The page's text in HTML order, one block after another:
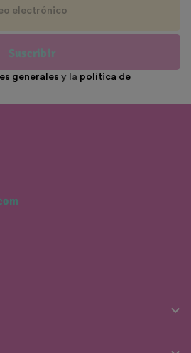
Suscribir
generales y la política de
